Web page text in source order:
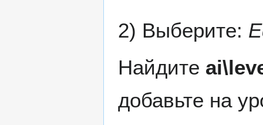
2) Выберите:
Найдите
добавьте на